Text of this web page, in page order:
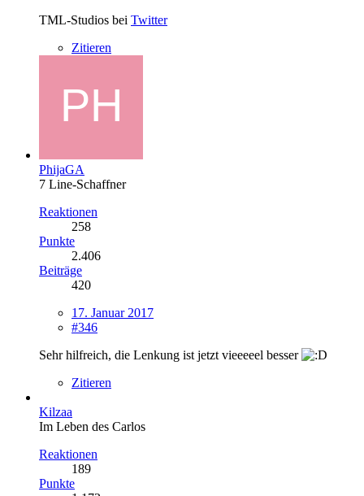
TML-Studios bei Twitter
Zitieren
PhijaGA
7 Line-Schaffner
Reaktionen
258
Punkte
2.406
Beiträge
420
17. Januar 2017
#346
Sehr hilfreich, die Lenkung ist jetzt vieeeeel besser
Zitieren
Kilzaa
Im Leben des Carlos
Reaktionen
189
Punkte